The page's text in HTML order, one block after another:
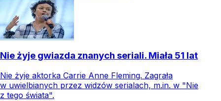
Nie żyje gwiazda znanych seriali. Miała 51 lat
Nie żyje aktorka Carrie Anne Fleming. Zagrała
w uwielbianych przez widzów serialach, m.in. w "Nie
z tego świata".